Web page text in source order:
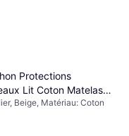
Protections
Lit Coton Matelassé
Nuage
Beige, Matériau: Coton